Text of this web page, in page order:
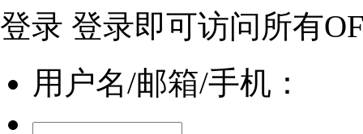
登录 登录即可访问所有
用户名/邮箱/手机：